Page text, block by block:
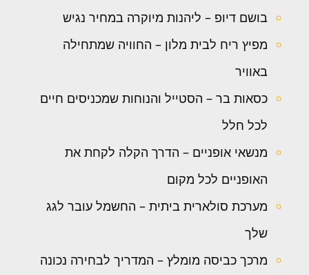
בושם דיופ – ליהנות מיוקרה במחיר נגיש
מפיץ ריח לבית מלון – החוויה שמתחילה
באוויר
כסאות בר – הסטייל והנוחות שמכניסים חיים
לכל חלל
מנשאי אופניים – הדרך הקלה לקחת את
האופניים לכל מקום
מערכת סולארית ביתית – החשמל עובר לגג
שלך
מרכך כביסה מומלץ – המדריך לבחירה נכונה